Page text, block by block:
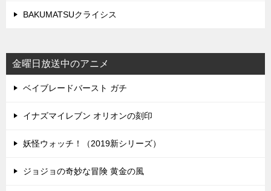
BAKUMATSUクライシス
金曜日放送中のアニメ
ベイブレードバースト ガチ
イナズマイレブン オリオンの刻印
妖怪ウォッチ！（2019新シリーズ）
ジョジョの奇妙な冒険 黄金の風